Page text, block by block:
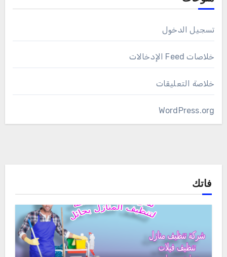
تسجيل الدخول
خلاصات Feed الإدخالات
خلاصة التعليقات
WordPress.org
فاتك